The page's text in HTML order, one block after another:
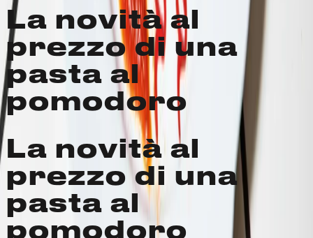
La novità al
prezzo di una
pasta al
pomodoro
La novità al
prezzo di una
pasta al
pomodoro